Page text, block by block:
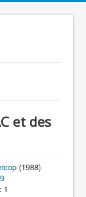
et des
(1988)
1